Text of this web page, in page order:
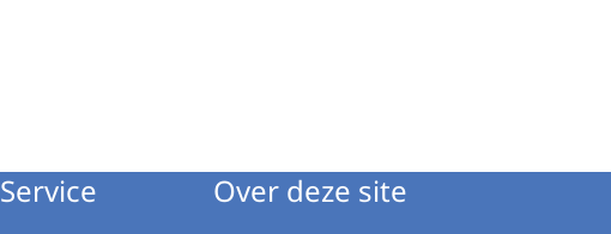
Service Over deze site